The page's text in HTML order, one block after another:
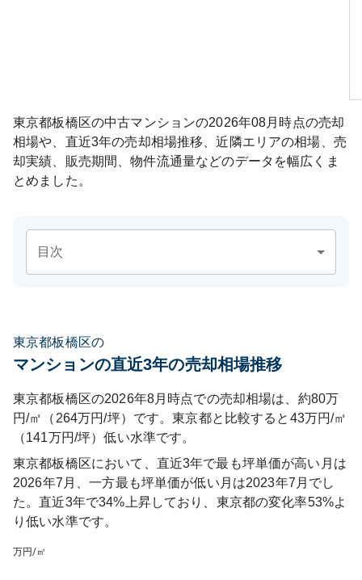
東京都板橋区の中古マンションの2026年08月 時点の売却
相場や、直近3年の売却相場推移、近隣エリアの相場、売
却実績、販売期間、物件流通量などのデータを幅広くま
とめました。
目次
東京都板橋区の
マンションの直近3年の売却相場推移
東京都板橋区の2026年8月時点での売却相場は、約80万
円/㎡（264万円/坪）です。東京都と比較すると43万円/㎡
（141万円/坪）低い水準です。
東京都板橋区において、直近3年で最も坪単価が高い月は
2026年7月
、一方最も坪単価が低い月は2023年7月 でし
た。直近3年で34%上昇しており 東京都の変化率53%よ
り低い水準です。
万円/㎡